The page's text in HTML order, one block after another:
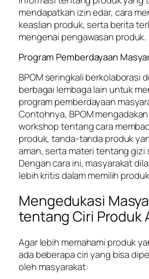
mendapatkan izin edar, cara
keaslian produk, serta berita
mengenai pengawasan produk.
Program Pemberdayaan
BPOM seringkali berkolaborasi
berbagai lembaga lain untuk
program pemberdayaan
Contohnya, BPOM
workshop tentang cara
produk, tanda-tanda produk
aman, serta materi tentang gizi
Dengan cara ini, masyarakat
lebih kritis dalam memilih
Mengedukasi
tentang Ciri Produk
Agar lebih memahami produk
ada beberapa ciri yang bisa
oleh masyarakat: